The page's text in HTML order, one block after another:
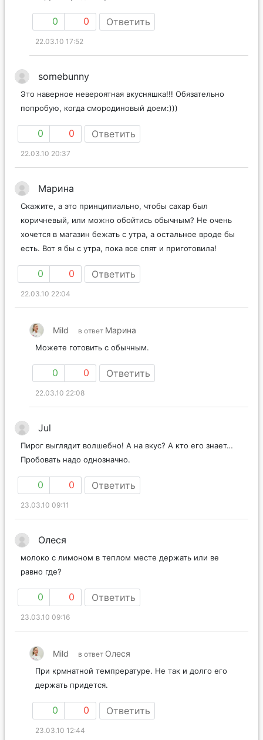
0 0 Ответить
22.03.10 17:52
somebunny
Это наверное невероятная вкусняшка!!! Обязательно
попробую, когда смородиновый доем:)))
0 0 Ответить
22.03.10 20:37
Марина
Скажите, а это принципиально, чтобы сахар был
коричневый, или можно обойтись обычным? Не очень
хочется в магазин бежать с утра, а остальное вроде бы
есть. Вот я бы с утра, пока все спят и приготовила!
0 0 Ответить
22.03.10 22:04
Mild в ответ Марина
Можете готовить с обычным.
0 0 Ответить
22.03.10 22:08
Jul
Пирог выглядит волшебно! А на вкус? А кто его знает…
Пробовать надо однозначно.
0 0 Ответить
23.03.10 09:11
Олеся
молоко с лимоном в теплом месте держать или ве
равно где?
0 0 Ответить
23.03.10 09:16
Mild в ответ Олеся
При крмнатной темпрературе. Не так и долго его
держать придется.
0 0 Ответить
23.03.10 12:44